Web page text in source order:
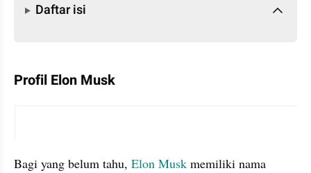
Daftar isi
Profil Elon Musk
Bagi yang belum tahu, Elon Musk memiliki nama